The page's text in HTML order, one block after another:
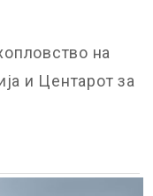
на
и Центарот за